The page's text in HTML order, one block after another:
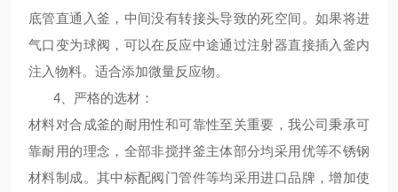
底管直通入釜，中间没有转接头导致的死空间。如果将进
气口变为球阀，可以在反应中途通过注射器直接插入釜内
注入物料。适合添加微量反应物。
4、 严格的选材 ：
材料对合成釜的耐用性和可靠性至关重要，我公司秉承可
靠耐用的理念，全部非搅拌釜主体部分均采用优等不锈钢
材料制成。其中标配阀门管件等均采用进口品牌，增加使